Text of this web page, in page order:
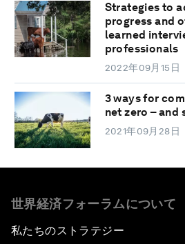
Strategies to
progress and
learned
professionals
2022年09月15日
3 ways for
net zero –
2021年09月28日
世界経済フォーラムについて
私たちのストラテジー